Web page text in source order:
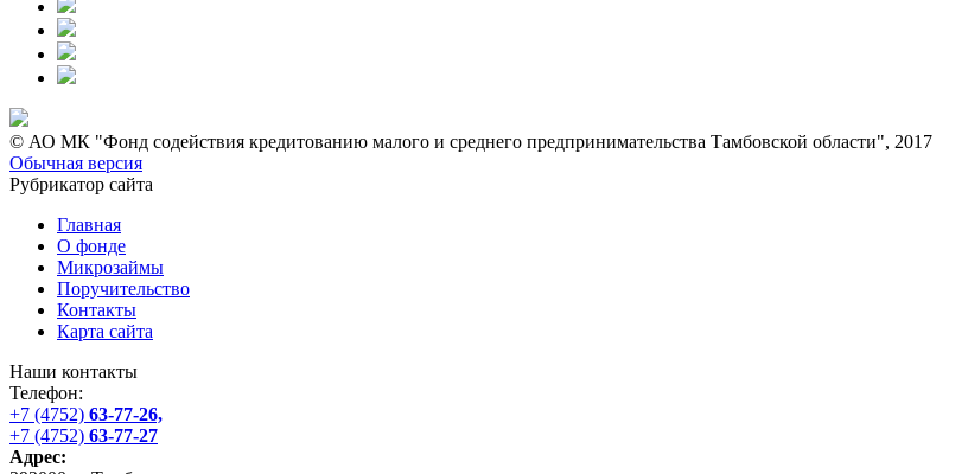
© АО МК "Фонд содействия кредитованию малого и среднего предпринимательства Тамбовской области", 2017
Обычная версия
Рубрикатор сайта
Главная
О фонде
Микрозаймы
Поручительство
Контакты
Карта сайта
Наши контакты
Телефон:
+7 (4752) 63-77-26,
+7 (4752) 63-77-27
Адрес: